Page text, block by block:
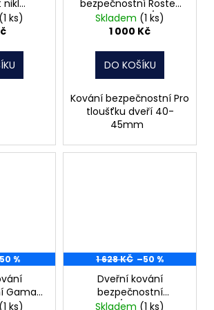
nikl
(1 ks)
bezpečnostní Rostex
chrom R8 klika/koule
bez překrytí rozteč 90
Skladem (1 ks)
1 000 Kč
DO KOŠÍKU
Kování bezpečnostní Pro
tloušťku dveří 40-
45mm
%
Gamar
s
(1 ks)
1 628 KČ –50 %
Dveřní kování
bezpečnostní
klika/madlo s
Skladem (1 ks)